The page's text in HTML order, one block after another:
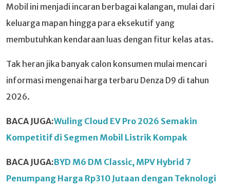
Mobil ini menjadi incaran berbagai kalangan, mulai dari
keluarga mapan hingga para eksekutif yang
membutuhkan kendaraan luas dengan fitur kelas atas.
Tak heran jika banyak calon konsumen mulai mencari
informasi mengenai harga terbaru Denza D9 di tahun
2026.
BACA JUGA:Wuling Cloud EV Pro 2026 Semakin
Kompetitif di Segmen Mobil Listrik Kompak
BACA JUGA:BYD M6 DM Classic, MPV Hybrid 7
Penumpang Harga Rp310 Jutaan dengan Teknologi